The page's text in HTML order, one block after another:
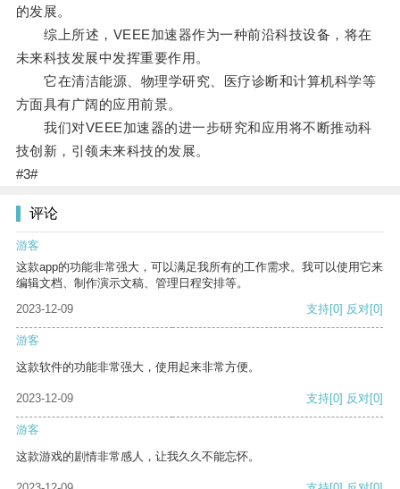
的发展。
综上所述，VEEE加速器作为一种前沿科技设备，将在
未来科技发展中发挥重要作用。
它在清洁能源、物理学研究、医疗诊断和计算机科学等
方面具有广阔的应用前景。
我们对VEEE加速器的进一步研究和应用将不断推动科
技创新，引领未来科技的发展。
#3#
评论
游客
这款app的功能非常强大，可以满足我所有的工作需求。我可以使用它来
编辑文档、制作演示文稿、管理日程安排等。
2023-12-09
支持[0] 反对[0]
游客
这款软件的功能非常强大，使用起来非常方便。
2023-12-09 支持[0] 反对[0]
游客
这款游戏的剧情非常感人，让我久久不能忘怀。